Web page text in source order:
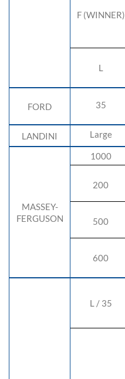
F (WINNER)
L
FORD 35
LANDINI Large
MASSEY-
FERGUSON
1000
200
500
600
L / 35